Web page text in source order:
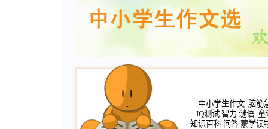
中小学生作文 脑筋
IQ测试 智力 谜语 童
知识百科 问答 蒙学读